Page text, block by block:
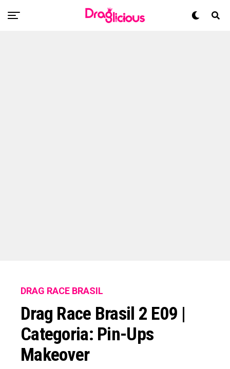
DRAG RACE BRASIL
Drag Race Brasil 2 E09 |
Categoria: Pin-Ups
Makeover